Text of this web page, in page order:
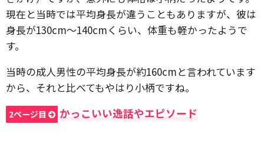
現在と当時では平均身長が違うこともありますが、彼は
身長が130cm～140cmくらい、体重も軽かったようで
す。
当時の成人男性の平均身長が約160cmと言われています
から、それと比べてもやはり小柄ですね。
2ページ目 かっこいい逸話やエピソード